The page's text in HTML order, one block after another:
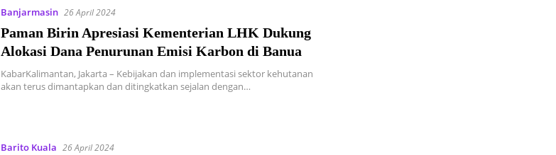
Banjarmasin 26 April 2024
Paman Birin Apresiasi Kementerian LHK Dukung
Alokasi Dana Penurunan Emisi Karbon di Banua
KabarKalimantan, Jakarta – Kebijakan dan implementasi sektor kehutanan
akan terus dimantapkan dan ditingkatkan sejalan dengan…
Barito Kuala 26 April 2024